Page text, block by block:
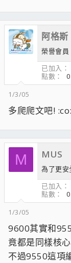
阿格斯
榮譽會員
已加入
點數
0
1/3/05
多爬爬文吧! :co:
M MUS
為了更安
已加入
點數
0
1/3/05
9600其實和
竟都是同樣核
不過9550這項